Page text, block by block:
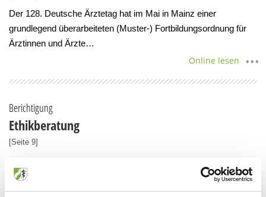
Der 128. Deutsche Ärztetag hat im Mai in Mainz einer
grundlegend überarbeiteten (Muster-) Fortbildungsordnung für
Ärztinnen und Ärzte…
Online lesen
Berichtigung
Ethikberatung
[Seite 9]
Sedierung zu Hause“, Rheinisches Ärzteblatt (Heft 3/2024), ist
uns…